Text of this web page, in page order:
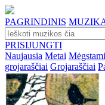
PAGRINDINIS
PRISIJUNGTI
Naujausia Metai
grojaraščiai Grojaraščiai